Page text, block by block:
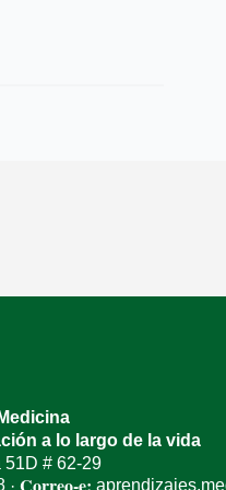
a lo largo de la vida
51D # 62-29
· Correo-e: